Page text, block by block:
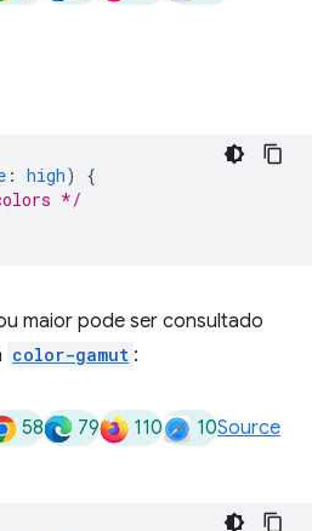
: high)
{
*/
maior pode ser consultado
color-gamut :
58 79 110 10Source